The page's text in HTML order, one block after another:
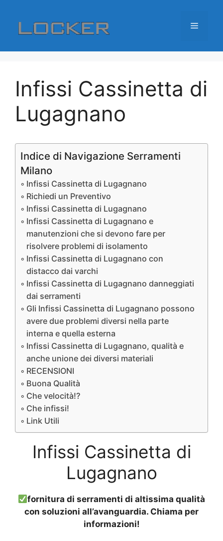
contenuto
Menu
Infissi Cassinetta di
Lugagnano
Indice di Navigazione Serramenti
Milano
Infissi Cassinetta di Lugagnano
Richiedi un Preventivo
Infissi Cassinetta di Lugagnano
Infissi Cassinetta di Lugagnano e
manutenzioni che si devono fare per
risolvere problemi di isolamento
Infissi Cassinetta di Lugagnano con
distacco dai varchi
Infissi Cassinetta di Lugagnano danneggiati
dai serramenti
Gli Infissi Cassinetta di Lugagnano possono
avere due problemi diversi nella parte
interna e quella esterna
Infissi Cassinetta di Lugagnano, qualità e
anche unione dei diversi materiali
RECENSIONI
Buona Qualità
Che velocità!?
Che infissi!
Link Utili
Infissi Cassinetta di
Lugagnano
fornitura di serramenti di altissima qualità
con soluzioni all’avanguardia. Chiama per
informazioni!